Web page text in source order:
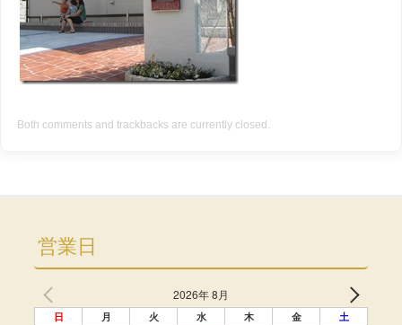
Both comments and trackbacks are currently closed.
営業日
2026年 8月
日 月 火 水 木 金 土